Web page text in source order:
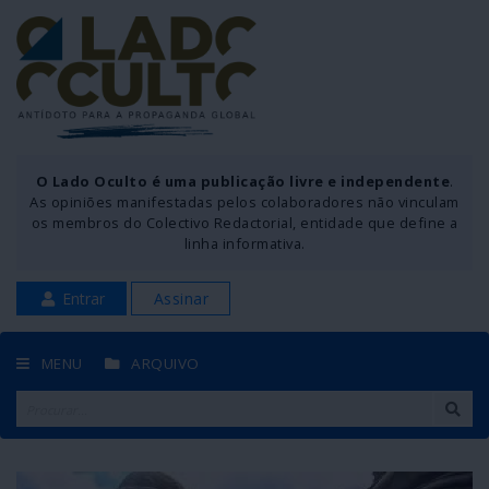
O Lado Oculto é uma publicação livre e independente.
As opiniões manifestadas pelos colaboradores não vinculam
os membros do Colectivo Redactorial, entidade que define a
linha informativa.
Entrar Assinar
MENU ARQUIVO